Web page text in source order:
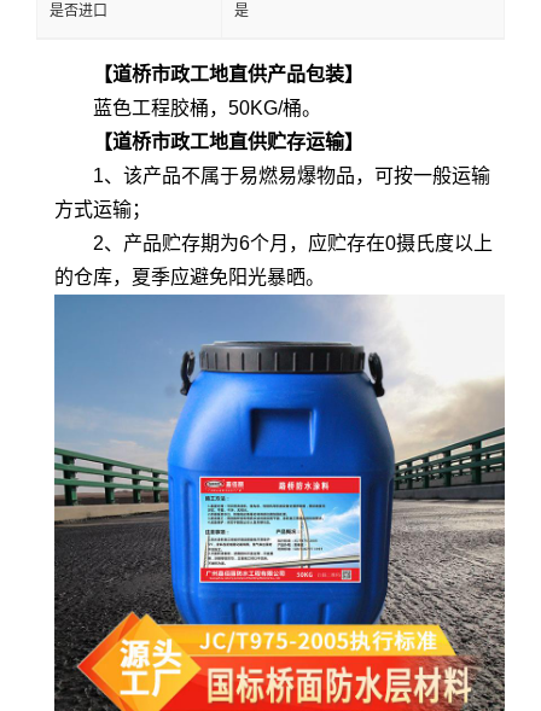
是否进口 是
【道桥市政工地直供产品包装】
蓝色工程胶桶，50KG/桶。
【道桥市政工地直供贮存运输】
1、该产品不属于易燃易爆物品，可按一般运输
方式运输；
2、产品贮存期为6个月，应贮存在0摄氏度以上
的仓库，夏季应避免阳光暴晒。